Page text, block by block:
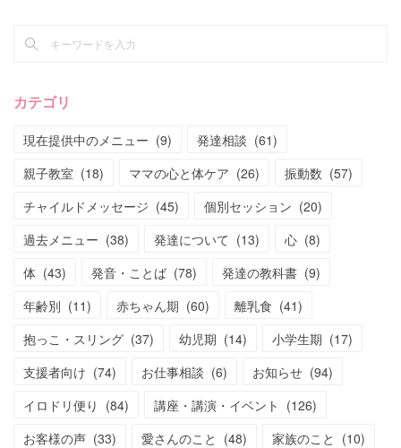
カテゴリ
現在提供中のメニュー (9) 発達相談 (61)
親子教室 (18) ママの心と体ケア (26) 振動数 (57)
チャイルドメッセージ (45) 個別セッション (20)
過去メニュー (38) 発達について (13) 心 (8)
体 (43) 発音・ことば (78) 発達の教科書 (9)
年齢別 (11) 赤ちゃん期 (60) 離乳食 (41)
抱っこ・スリング (37) 幼児期 (14) 小学生期 (17)
支援者向け (74) お仕事相談 (6) お知らせ (94)
イロドリ便り (84) 講座・講演・イベント (126)
お客様の声 (33) 愛さんのこと (48) 家族のこと (10)